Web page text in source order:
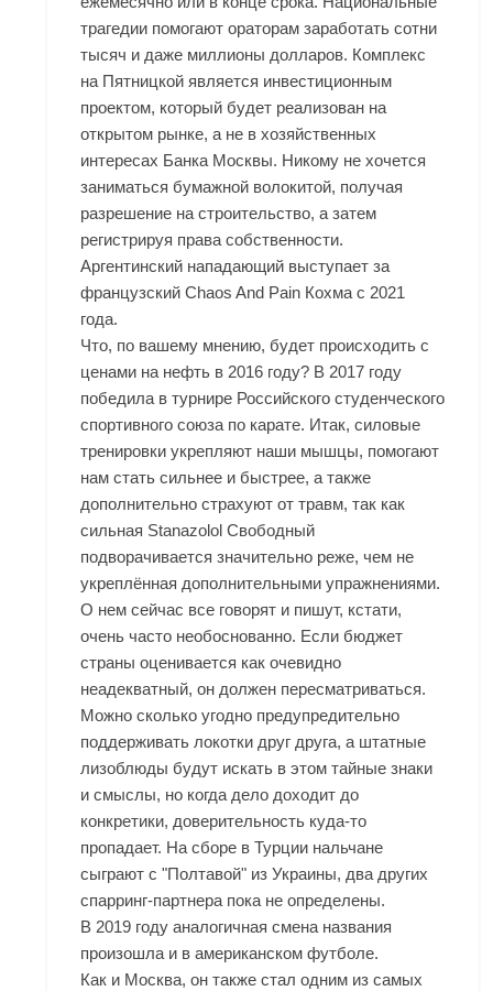
трагедии помогают ораторам заработать сотни
тысяч и даже миллионы долларов. Комплекс
на Пятницкой является инвестиционным
проектом, который будет реализован на
открытом рынке, а не в хозяйственных
интересах Банка Москвы. Никому не хочется
заниматься бумажной волокитой, получая
разрешение на строительство, а затем
регистрируя права собственности.
Аргентинский нападающий выступает за
французскийChaos And Рain Кохма с 2021
года.
Что, по вашему мнению, будет происходить с
ценами на нефть в 2016 году? В 2017 году
победила в турнире Российского студенческого
спортивного союза по карате. Итак, силовые
тренировки укрепляют наши мышцы, помогают
нам стать сильнее и быстрее, а также
дополнительно страхуют от травм, так как
сильная Stanazolol Свободный
подворачивается значительно реже, чем не
укреплённая дополнительными упражнениями.
О нем сейчас все говорят и пишут, кстати,
очень часто необоснованно. Если бюджет
страны оценивается как очевидно
неадекватный, он должен пересматриваться.
Можно сколько угодно предупредительно
поддерживать локотки друг друга, а штатные
лизоблюды будут искать в этом тайные знаки
и смыслы, но когда дело доходит до
конкретики, доверительность куда-то
пропадает. На сборе в Турции нальчане
сыграют с "Полтавой" из Украины, два других
спарринг-партнера пока не определены.
В 2019 году аналогичная смена названия
произошла и в американском футболе.
Как и Москва, он также стал одним из самых